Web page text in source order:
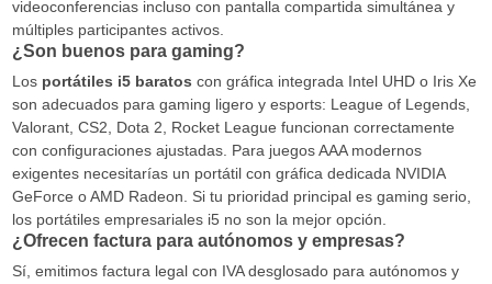
videoconferencias incluso con pantalla compartida simultánea y
múltiples participantes activos.
¿Son buenos para gaming?
Los portátiles i5 baratos con gráfica integrada Intel UHD o Iris Xe
son adecuados para gaming ligero y esports: League of Legends,
Valorant, CS2, Dota 2, Rocket League funcionan correctamente
con configuraciones ajustadas. Para juegos AAA modernos
exigentes necesitarías un portátil con gráfica dedicada NVIDIA
GeForce o AMD Radeon. Si tu prioridad principal es gaming serio,
los portátiles empresariales i5 no son la mejor opción.
¿Ofrecen factura para autónomos y empresas?
Sí, emitimos factura legal con IVA desglosado para autónomos y